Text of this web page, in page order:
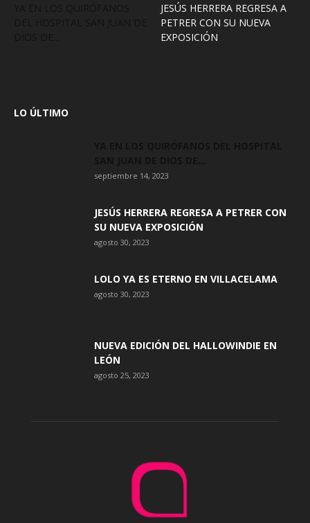
JESÚS HERRERA REGRESA A
PETRER CON SU NUEVA
EXPOSICIÓN
LO ÚLTIMO
septiembre 14, 2023
JESÚS HERRERA REGRESA A PETRER CON
SU NUEVA EXPOSICIÓN
agosto 30, 2023
LOLO YA ES ETERNO EN VILLACELAMA
agosto 30, 2023
NUEVA EDICIÓN DEL HALLOWINDIE EN
LEÓN
agosto 25, 2023